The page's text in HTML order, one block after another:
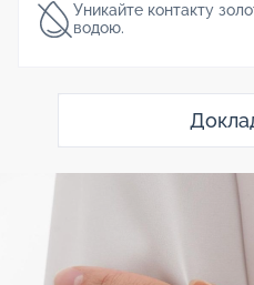
Уникайте контакту
водою.